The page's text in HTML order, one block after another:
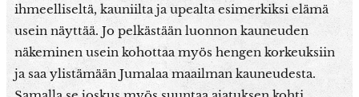
ihmeelliseltä, kauniilta ja upealta esimerkiksi elämä
usein näyttää. Jo pelkästään luonnon kauneuden
näkeminen usein kohottaa myös hengen korkeuksiin
ja saa ylistämään Jumalaa maailman kauneudesta.